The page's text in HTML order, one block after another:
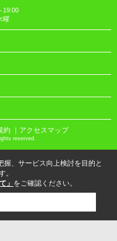
19:00
曜
約 ｜アクセスマップ
reserved.
、サービス向上検討を目的と
。
」 をご確認ください。